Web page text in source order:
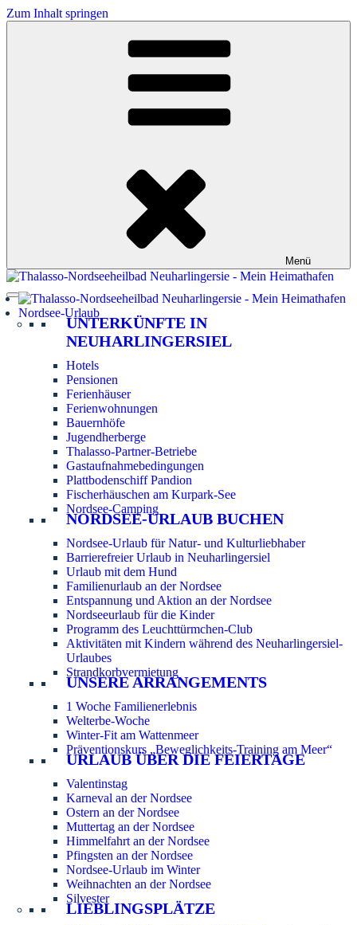
Zum Inhalt springen
Menü
Nordsee-Urlaub
UNTERKÜNFTE IN
NEUHARLINGERSIEL
Hotels
Pensionen
Ferienhäuser
Ferienwohnungen
Bauernhöfe
Jugendherberge
Thalasso-Partner-Betriebe
Gastaufnahmebedingungen
Plattbodenschiff Pandion
Fischerhäuschen am Kurpark-See
Nordsee-Camping
NORDSEE-URLAUB BUCHEN
Nordsee-Urlaub für Natur- und Kulturliebhaber
Barrierefreier Urlaub in Neuharlingersiel
Urlaub mit dem Hund
Familienurlaub an der Nordsee
Entspannung und Aktion an der Nordsee
Nordseeurlaub für die Kinder
Programm des Leuchttürmchen-Club
Aktivitäten mit Kindern während des Neuharlingersiel-
Urlaubes
Strandkorbvermietung
UNSERE ARRANGEMENTS
1 Woche Familienerlebnis
Welterbe-Woche
Winter-Fit am Wattenmeer
Präventionskurs „Beweglichkeits-Training am Meer“
URLAUB ÜBER DIE FEIERTAGE
Valentinstag
Karneval an der Nordsee
Ostern an der Nordsee
Muttertag an der Nordsee
Himmelfahrt an der Nordsee
Pfingsten an der Nordsee
Nordsee-Urlaub im Winter
Weihnachten an der Nordsee
Silvester
LIEBLINGSPLÄTZE